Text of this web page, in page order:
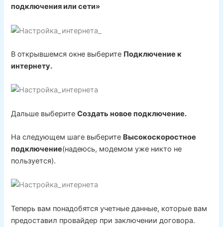
подключения или сети»
В открывшемся окне выберите Подключение к
интернету.
Дальше выберитеСоздать новое подключение.
На следующем шаге выберите Высокоскоростное
подключение(надеюсь, модемом уже никто не
пользуется).
Теперь вам понадобятся учетные данные, которые вам
предоставил провайдер при заключении договора.